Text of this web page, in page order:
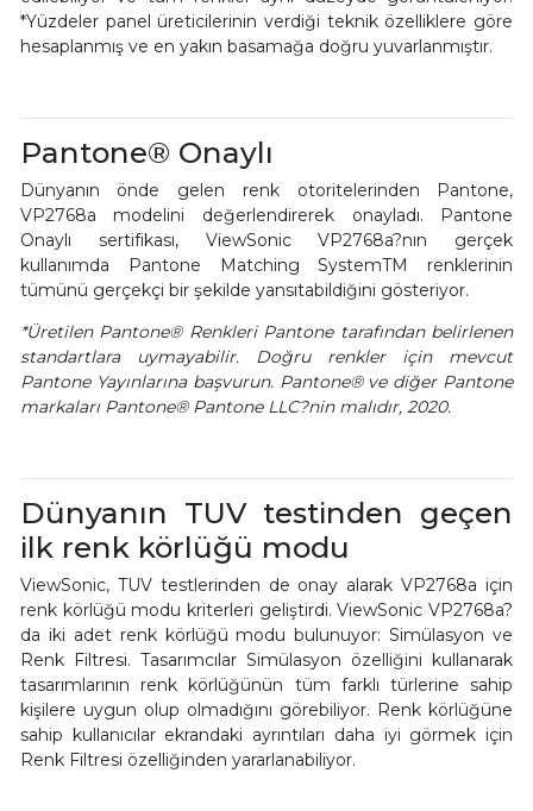
*Yüzdeler panel üreticilerinin verdiği teknik özelliklere göre
hesaplanmış ve en yakın basamağa doğru yuvarlanmıştır.
Pantone® Onaylı
Dünyanın önde gelen renk otoritelerinden Pantone,
VP2768a modelini değerlendirerek onayladı. Pantone
Onaylı sertifikası, ViewSonic VP2768a?nın gerçek
kullanımda Pantone Matching SystemTM renklerinin
tümünü gerçekçi bir şekilde yansıtabildiğini gösteriyor.
*Üretilen Pantone® Renkleri Pantone tarafından belirlenen
standartlara uymayabilir. Doğru renkler için mevcut
Pantone Yayınlarına başvurun. Pantone® ve diğer Pantone
markaları Pantone® Pantone LLC?nin malıdır, 2020.
Dünyanın TUV testinden geçen
ilk renk körlüğü modu
ViewSonic, TUV testlerinden de onay alarak VP2768a için
renk körlüğü modu kriterleri geliştirdi. ViewSonic VP2768a?
da iki adet renk körlüğü modu bulunuyor: Simülasyon ve
Renk Filtresi. Tasarımcılar Simülasyon özelliğini kullanarak
tasarımlarının renk körlüğünün tüm farklı türlerine sahip
kişilere uygun olup olmadığını görebiliyor. Renk körlüğüne
sahip kullanıcılar ekrandaki ayrıntıları daha iyi görmek için
Renk Filtresi özelliğinden yararlanabiliyor.